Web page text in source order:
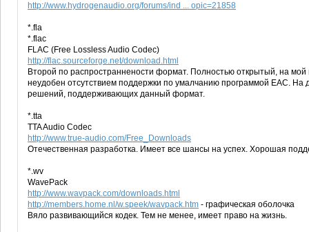
http://www.hydrogenaudio.org/forums/ind ... opic=21858
*.fla
*.flac
FLAC (Free Lossless Audio Codec)
http://flac.sourceforge.net/download.html
Второй по распространнености формат. Полностью открытый, на
неудобен отсутствием поддержки по умалчанию программой EAC.
решений, поддерживающих данный формат.
*.tta
TTA Audio Codec
http://www.true-audio.com/Free_Downloads
Отечественная разработка. Имеет все шансы на успех. Хорошая
*.wv
WavePack
http://www.wavpack.com/downloads.html
http://members.home.nl/w.speek/wavpack.htm - графическая оболочка
Вяло развивающийся кодек. Тем не менее, имеет право на жизнь.